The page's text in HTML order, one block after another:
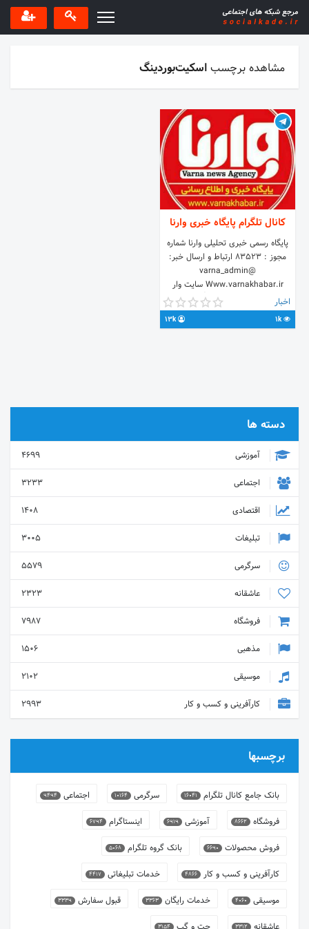
مشاهده برچسباسکیت‌بوردینگ
کانال تلگرام پایگاه خبری وارنا
پایگاه رسمی خبری تحلیلی وارنا شماره
مجوز : ۸۳۵۲۳ ارتباط و ارسال خبر:
@varna_admin
Www.varnakhabar.ir سایت وار
🔴لینک کانال 👇
https://t.me/joinchat/AAAAAEJfEG4We3zuiudpDA
@varna_tabligh
اخبار
1k
13k
دسته ها
آموزشی
4699
اجتماعی
3233
اقتصادی
1408
تبلیغات
3005
سرگرمی
5579
عاشقانه
2323
فروشگاه
7987
مذهبی
1506
موسیقی
2102
کارآفرینی و کسب و کار
2993
برچسبها
بانک جامع کانال تلگرام 16041 سرگرمی 10164 اجتماعی 9494
فروشگاه 8662 آموزشی 6919 اینستاگرام 6794
فروش محصولات 6690 بانک گروه تلگرام 5068
کارآفرینی و کسب و کار 4866 خدمات تبلیغاتی 4417
موسیقی 4060 خدمات رایگان 3363 قبول سفارش 3339